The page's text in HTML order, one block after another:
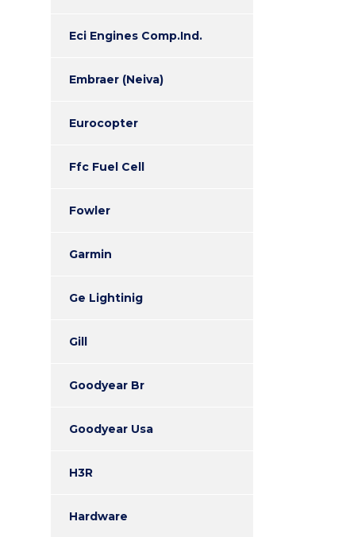
Eci Engines Comp.Ind.
Embraer (Neiva)
Eurocopter
Ffc Fuel Cell
Fowler
Garmin
Ge Lightinig
Gill
Goodyear Br
Goodyear Usa
H3R
Hardware